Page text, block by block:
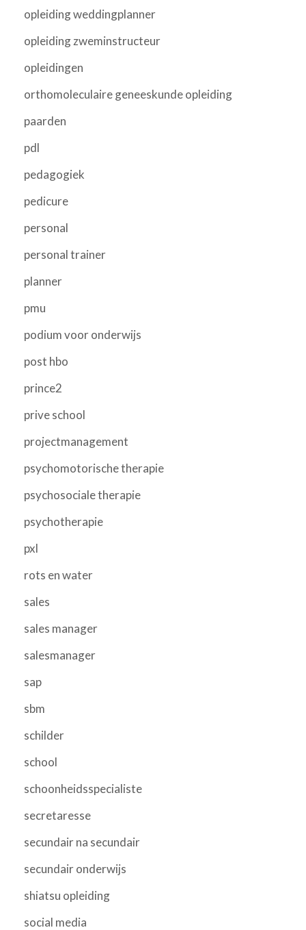
opleiding weddingplanner
opleiding zweminstructeur
opleidingen
orthomoleculaire geneeskunde opleiding
paarden
pdl
pedagogiek
pedicure
personal
personal trainer
planner
pmu
podium voor onderwijs
post hbo
prince2
prive school
projectmanagement
psychomotorische therapie
psychosociale therapie
psychotherapie
pxl
rots en water
sales
sales manager
salesmanager
sap
sbm
schilder
school
schoonheidsspecialiste
secretaresse
secundair na secundair
secundair onderwijs
shiatsu opleiding
social media